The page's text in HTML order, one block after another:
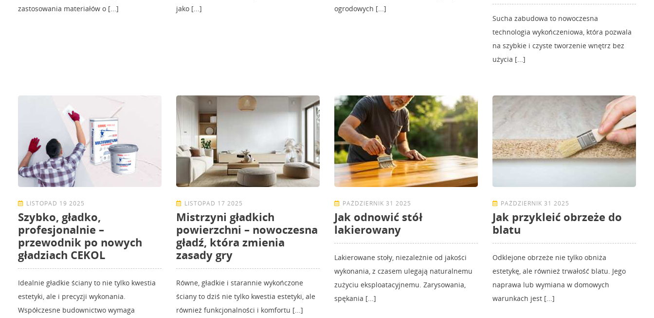
zastosowania materiałów o [...]
jako [...]
ogrodowych [...]
Sucha zabudowa to nowoczesna
technologia wykończeniowa, która pozwala
na szybkie i czyste tworzenie wnętrz bez
użycia [...]
LISTOPAD 19 2025
Szybko, gładko,
profesjonalnie –
przewodnik po nowych
gładziach CEKOL
Idealnie gładkie ściany to nie tylko kwestia
estetyki, ale i precyzji wykonania.
Współczesne budownictwo wymaga
LISTOPAD 17 2025
Mistrzyni gładkich
powierzchni – nowoczesna
gładź, która zmienia
zasady gry
Równe, gładkie i starannie wykończone
ściany to dziś nie tylko kwestia estetyki, ale
również funkcjonalności i komfortu [...]
PAŹDZIERNIK 31 2025
Jak odnowić stół
lakierowany
Lakierowane stoły, niezależnie od jakości
wykonania, z czasem ulegają naturalnemu
zużyciu eksploatacyjnemu. Zarysowania,
spękania [...]
PAŹDZIERNIK 31 2025
Jak przykleić obrzeże do
blatu
Odklejone obrzeże nie tylko obniża
estetykę, ale również trwałość blatu. Jego
naprawa lub wymiana w domowych
warunkach jest [...]